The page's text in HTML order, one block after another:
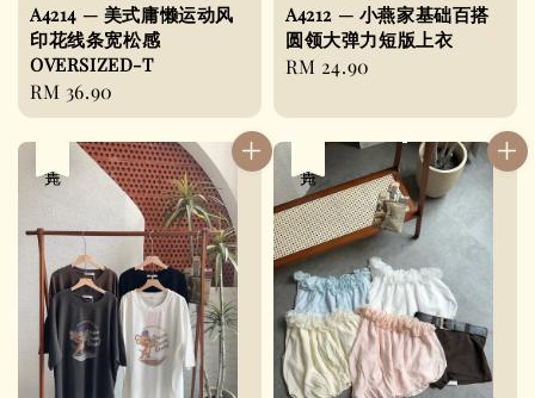
A4214 — 美式庸懒运动风
印花线条宽松感
OVERSIZED-T
Regular
price
RM 36.90
A4212 — 小燕家基础百搭
圆领大弹力短版上衣
Regular
RM 24.90